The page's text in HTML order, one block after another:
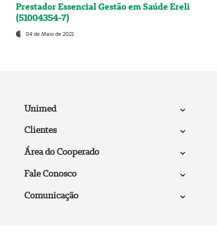
Prestador Essencial Gestão em Saúde Ereli
(51004354-7)
04 de Maio de 2021
Unimed
Clientes
Área do Cooperado
Fale Conosco
Comunicação